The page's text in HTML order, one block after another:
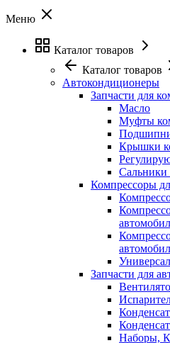
Меню
Каталог товаров
Каталог товаров
Автокондиционеры
Запчасти для
Масло
Муфты
Крышки
Сальники
Компрессоры
Запчасти для
Наборы,